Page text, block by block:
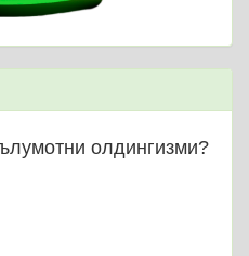
олдингизми?